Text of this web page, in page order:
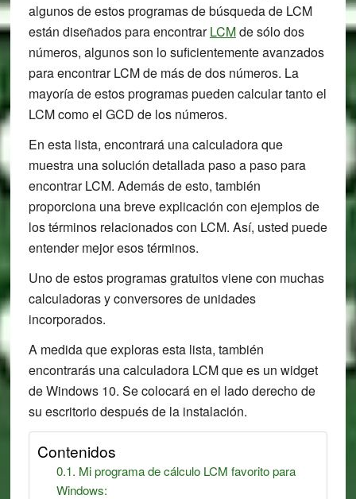
algunos de estos programas de búsqueda de LCM
están diseñados para encontrarLCMde sólo dos
números, algunos son lo suficientemente avanzados
para encontrar LCM de más de dos números. La
mayoría de estos programas pueden calcular tanto el
LCM como el GCD de los números.
En esta lista, encontrará una calculadora que
muestra una solución detallada paso a paso para
encontrar LCM. Además de esto, también
proporciona una breve explicación con ejemplos de
los términos relacionados con LCM. Así, usted puede
entender mejor esos términos.
Uno de estos programas gratuitos viene con muchas
calculadoras y conversores de unidades
incorporados.
A medida que exploras esta lista, también
encontrarás una calculadora LCM que es un widget
de Windows 10. Se colocará en el lado derecho de
su escritorio después de la instalación.
Contenidos
Mi programa de cálculo LCM favorito para
Windows: